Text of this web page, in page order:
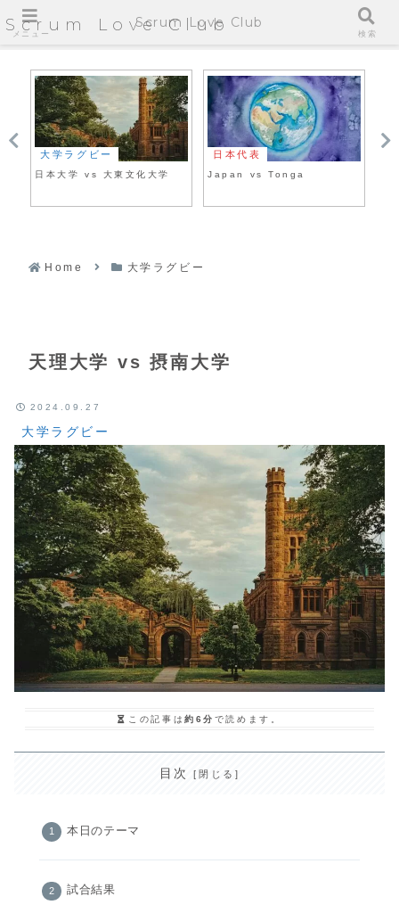
Scrum Love Club
大学ラグビー
日本大学 vs 大東文化大学
日本代表
Japan vs Tonga
Home 大学ラグビー
天理大学 vs 摂南大学
大学ラグビー
2024.09.27
この記事は約6分 で読めます。
目次
本日のテーマ
試合結果
メニュー
Scrum Love Club
検索